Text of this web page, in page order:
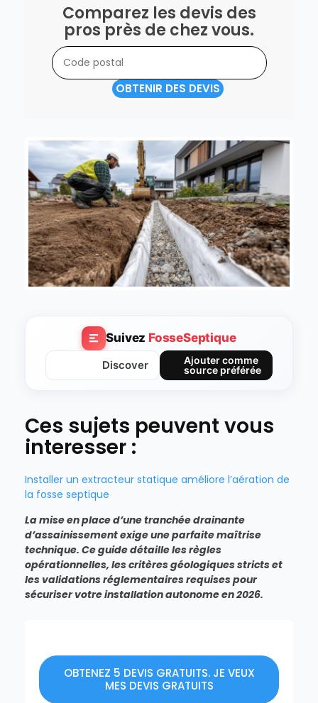
Comparez les devis des
pros près de chez vous.
OBTENIR DES DEVIS
Suivez FosseSeptique
Discover
Ajouter comme
source préférée
Ces sujets peuvent vous
interesser :
Installer un extracteur statique améliore l’aération de
la fosse septique
La mise en place d’une tranchée drainante
d’assainissement exige une parfaite maîtrise
technique. Ce guide détaille les règles
opérationnelles, les critères géologiques stricts et
les validations réglementaires requises pour
sécuriser votre installation autonome en 2026.
OBTENEZ 5 DEVIS GRATUITS. JE VEUX
MES DEVIS GRATUITS